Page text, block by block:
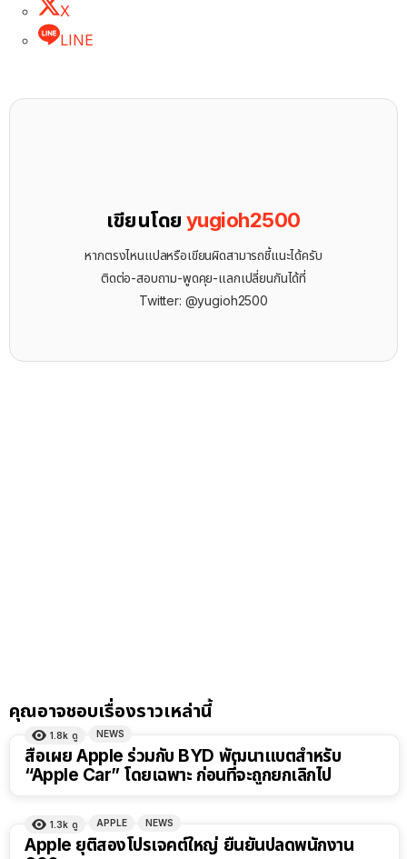
X
LINE
เขียนโดยyugioh2500
หากตรงไหนแปลหรือเขียนผิดสามารถชี้แนะได้ครับ
ติดต่อ-สอบถาม-พูดคุย-แลกเปลี่ยนกันได้ที่
Twitter: @yugioh2500
คุณอาจชอบเรื่องราวเหล่านี้
1.8k ดู NEWS
สื่อเผย Apple ร่วมกับ BYD พัฒนาแบตสำหรับ
“Apple Car” โดยเฉพาะ ก่อนที่จะถูกยกเลิกไป
1.3k ดู APPLE NEWS
Apple ยุติสองโปรเจคต์ใหญ่ ยืนยันปลดพนักงาน